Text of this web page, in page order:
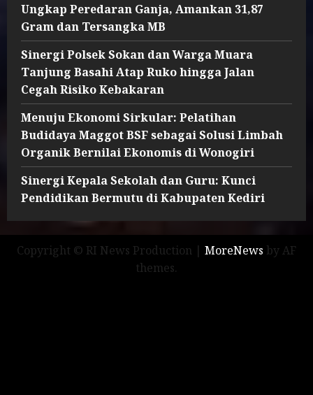
Ungkap Peredaran Ganja, Amankan 31,87
Gram dan Tersangka MB
Sinergi Polsek Sokan dan Warga Muara
Tanjung Basahi Atap Ruko hingga Jalan
Cegah Risiko Kebakaran
Menuju Ekonomi Sirkular: Pelatihan
Budidaya Maggot BSF sebagai Solusi Limbah
Organik Bernilai Ekonomis di Wonogiri
Sinergi Kepala Sekolah dan Guru: Kunci
Pendidikan Bermutu di Kabupaten Kediri
Copyright © RI News Production | MoreNews by AF
themes.